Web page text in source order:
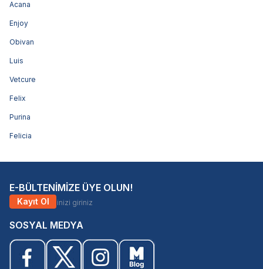
Acana
Enjoy
Obivan
Luis
Vetcure
Felix
Purina
Felicia
E-BÜLTENİMİZE ÜYE OLUN!
Kayıt Ol
SOSYAL MEDYA